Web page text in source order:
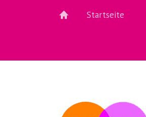
Startseite